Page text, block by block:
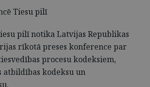
Tiesu pilī
pilī notika Latvijas Republikas
rīkotā preses konference par
procesu kodeksiem,
kodeksu un